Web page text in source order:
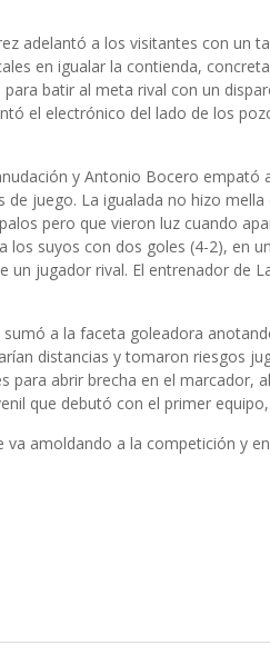
adelantó a los visitantes con un
en igualar la contienda,
batir al meta rival con un
el electrónico del lado de los
y Antonio Bocero empató
juego. La igualada no hizo mella
pero que vieron luz cuando
suyos con dos goles (4-2), en
jugador rival. El entrenador de
a la faceta goleadora
distancias y tomaron riesgos
abrir brecha en el marcador,
que debutó con el primer
va amoldando a la competición y